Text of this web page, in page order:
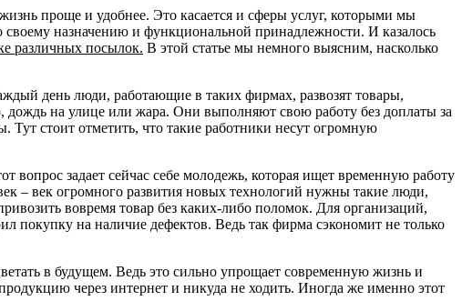
проще и удобнее. Это касается и сферы услуг, которыми мы
назначению и функциональной принадлежности. И казалось
различных посылок. В этой статье мы немного выясним, насколько
день люди, работающие в таких фирмах, развозят товары,
на улице или жара. Они выполняют свою работу без доплаты за
Тут стоит отметить, что такие работники несут огромную
вопрос задает сейчас себе молодежь, которая ищет временную работу
– век огромного развития новых технологий нужны такие люди,
вовремя товар без каких-либо поломок. Для организаций,
покупку на наличие дефектов. Ведь так фирма сэкономит не только
в будущем. Ведь это сильно упрощает современную жизнь и
через интернет и никуда не ходить. Иногда же именно этот